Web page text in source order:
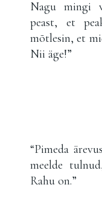
Nagu mingi
peast, et
mõtlesin, et
Nii äge!”
“Pimeda
meelde
Rahu on.”